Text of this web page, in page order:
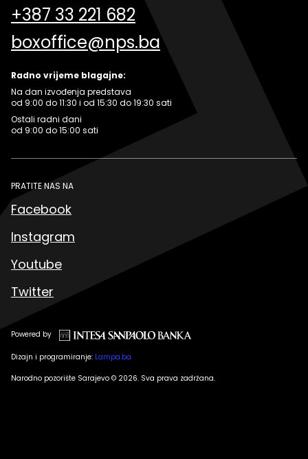
+387 33 221 682
boxoffice@nps.ba
Radno vrijeme blagajne:
Na dan izvođenja predstava
od 9:00 do 11:30 i od 15:30 do 19:30 sati
Ostali radni dani
od 9:00 do 15:00 sati
PRATITE NAS NA
Facebook
Instagram
Youtube
Twitter
Powered by
Dizajn i programiranje: Lampa.ba
Narodno pozorište Sarajevo © 2026. Sva prava zadržana.